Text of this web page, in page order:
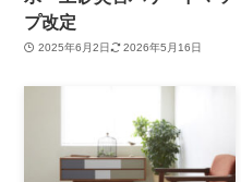
プ改定
2025年6月2日 2026年5月16日